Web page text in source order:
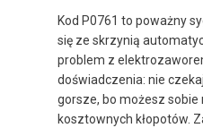
Kod P0761 to poważny
się ze skrzynią
problem z
doświadczenia: nie
gorsze, bo możesz sobie
kosztownych kłopotów.